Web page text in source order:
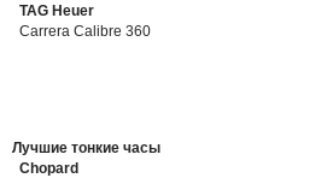
TAG Heuer
Carrera Calibre 360
Лучшие тонкие часы
Chopard